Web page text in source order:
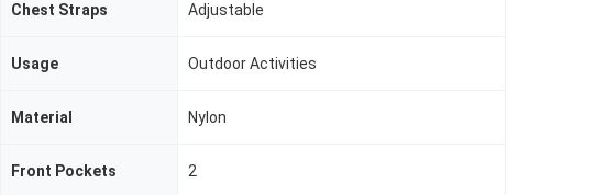
Chest Straps Adjustable
Usage Outdoor Activities
Material Nylon
Front Pockets 2